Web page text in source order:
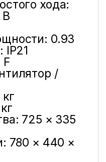
хода:
В
0.93
/
725 × 335
780 × 440 ×